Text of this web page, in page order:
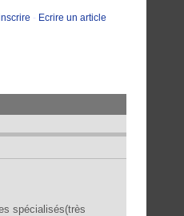
- Ecrire un article
spécialisés(très